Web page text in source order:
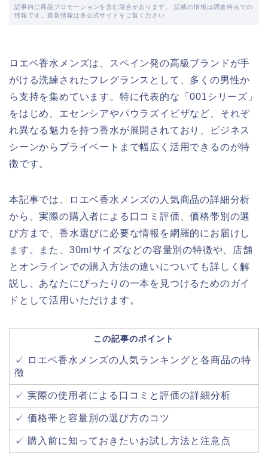
記事内に商品プロモーションを含む場合があります。 記載の情報は調査時点での
情報です。最新情報は各公式サイトをご覧ください
ロエベ香水メンズは、スペイン発の高級ブランドが手
がける洗練されたフレグランスとして、多くの男性か
ら支持を集めています。特に代表的な「001シリーズ」
をはじめ、エセンシアやパウラズイビザなど、それぞ
れ異なる魅力を持つ香水が展開されており、ビジネス
シーンからプライベートまで幅広く活用できるのが特
徴です。
本記事では、ロエベ香水メンズの人気商品の詳細分析
から、実際の購入者による口コミ評価、価格帯別の選
び方まで、香水選びに必要な情報を網羅的にお届けし
ます。また、30mlサイズなどの容量別の特徴や、店舗
とオンラインでの購入方法の違いについても詳しく解
説し、あなたにぴったりの一本を見つけるためのガイ
ドとして活用いただけます。
この記事のポイント
✓ ロエベ香水メンズの人気ランキングと各商品の特
徴
✓ 実際の使用者による口コミと評価の詳細分析
✓ 価格帯と容量別の選び方のコツ
✓ 購入前に知っておきたいお試し方法と注意点